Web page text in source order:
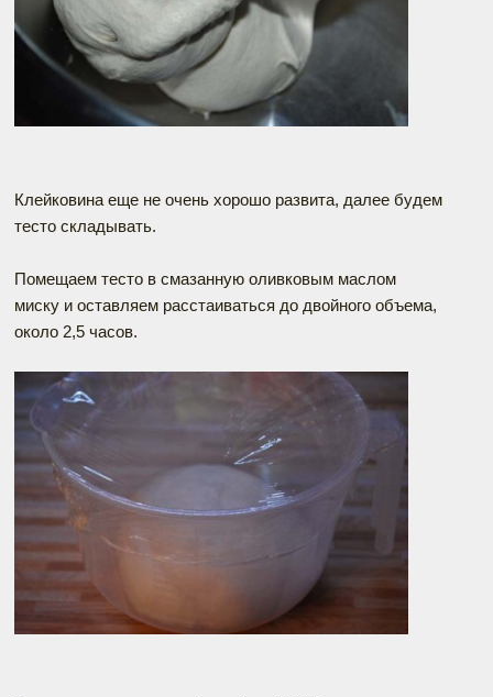
Клейковина еще не очень хорошо развита, далее будем
тесто складывать.
Помещаем тесто в смазанную оливковым маслом
миску и оставляем расстаиваться до двойного объема,
около 2,5 часов.